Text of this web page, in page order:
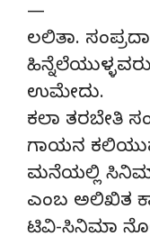
—
ಲಲಿತಾ.
ಉಮೇದು.
ಕಲಾ ತರಬೇತಿ
ಗಾಯನ
ಮನೆಯಲ್ಲಿ
ಎಂಬ ಅಲಿಖಿತ
ಟಿವಿ-ಸಿನಿಮಾ